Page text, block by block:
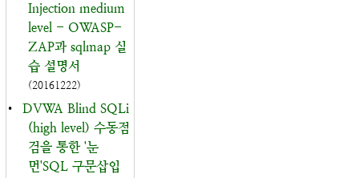
Injection medium
level - OWASP-
ZAP과 sqlmap 실
습 설명서
(20161222)
•
DVWA Blind SQLi
(high level) 수동점
검을 통한 '눈
먼'SQL 구문삽입